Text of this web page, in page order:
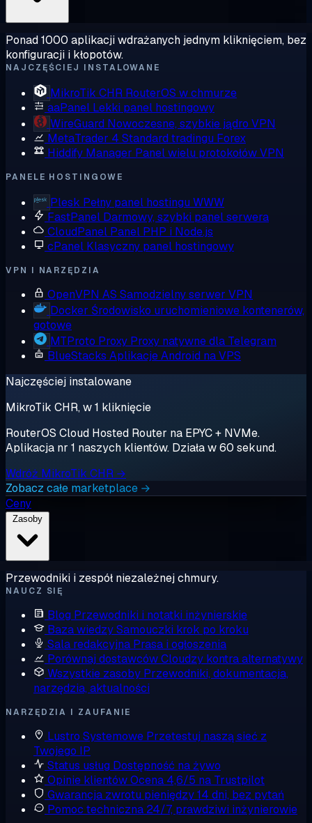
Ponad 1000 aplikacji wdrażanych jednym kliknięciem, bez
konfiguracji i kłopotów.
NAJCZĘŚCIEJ INSTALOWANE
MikroTik CHR RouterOS w chmurze
aaPanel Lekki panel hostingowy
WireGuard Nowoczesne, szybkie jądro VPN
MetaTrader 4 Standard tradingu Forex
Hiddify Manager Panel wielu protokołów VPN
PANELE HOSTINGOWE
Plesk Pełny panel hostingu WWW
FastPanel Darmowy, szybki panel serwera
CloudPanel Panel PHP i Node.js
cPanel Klasyczny panel hostingowy
VPN I NARZĘDZIA
OpenVPN AS Samodzielny serwer VPN
Docker Środowisko uruchomieniowe kontenerów,
gotowe
MTProto Proxy Proxy natywne dla Telegram
BlueStacks Aplikacje Android na VPS
Najczęściej instalowane
MikroTik CHR, w 1 kliknięcie
RouterOS Cloud Hosted Router na EPYC + NVMe.
Aplikacja nr 1 naszych klientów. Działa w 60 sekund.
Wdróż MikroTik CHR →
Zobacz całe marketplace →
Ceny
Przewodniki i zespół niezależnej chmury.
NAUCZ SIĘ
Blog Przewodniki i notatki inżynierskie
Baza wiedzySamouczki krok po kroku
Sala redakcyjna Prasa i ogłoszenia
Porównaj dostawcówCloudzy kontra alternatywy
Wszystkie zasoby Przewodniki, dokumentacja,
narzędzia, aktualności
NARZĘDZIA I ZAUFANIE
Lustro Systemowe Przetestuj naszą sieć z
Twojego IP
Status usług Dostępność na żywo
Opinie klientówOcena 4,6/5 na Trustpilot
Gwarancja zwrotu pieniędzy14 dni, bez pytań
Pomoc techniczna 24/7, prawdziwi inżynierowie